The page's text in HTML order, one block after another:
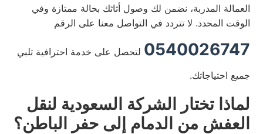
العمالة المدربة، نضمن لك وصول أثاثك بحالة ممتازة وفي
الوقت المحدد. لا تتردد في التواصل معنا على الرقم
0540026747 لتحصل على خدمة احترافية تلبي
جميع احتياجاتك.
لماذا تختار الشركة السعودية لنقل
العفش من الدمام إلى حفر الباطن؟